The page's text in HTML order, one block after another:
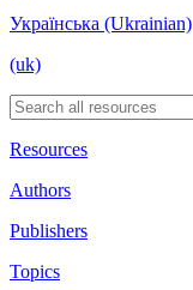
Українська (Ukrainian)
(uk)
Resources
Authors
Publishers
Topics